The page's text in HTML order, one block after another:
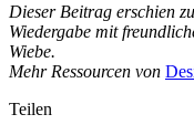
Dieser Beitrag erschien
Wiedergabe mit
Wiebe.
Mehr Ressourcen von
Teilen